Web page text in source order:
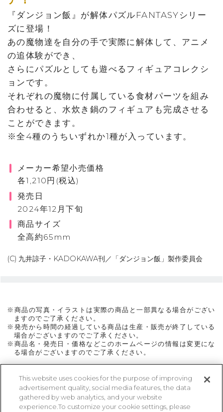
『ダンジョン飯』が解体パズルFANTASYシリー
ズに登場！
あの魔物達を自分の手で実際に解体して、アニメ
の追体験ができ、
さらにパズルとしても遊べるフィギュアコレクシ
ョンです。
それぞれの魔物に付属している食材パーツを組み
合わせると、水炊き鍋のフィギュアも完成させる
ことができます。
※全4種のうちいずれか1種が入っています。
メーカー希望小売価格
各1,210円(税込)
発売日
2024年12月下旬
商品サイズ
全高約65mm
(C) 九井諒子・KADOKAWA刊／「ダンジョン飯」製作委員会
※商品の写真・イラストは実際の商品と一部異なる場合がござい
ますのでご了承ください。
※発売から時間の経過している商品は生産・販売が終了している
場合がございますのでご了承ください。
※商品名・発売日・価格などこのホームページの情報は変更にな
る場合がございますのでご了承ください。
ページトップに戻る
This website uses cookies for the purpose of improving
advertisement quality, social media features, the data
gathered by web analytics, and your website
experience.To customize your cookie settings, please